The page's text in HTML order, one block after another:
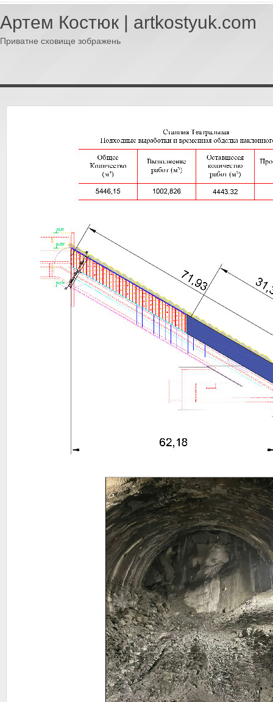
Артем Костюк | artkostyuk.com
Приватне сховище зображень